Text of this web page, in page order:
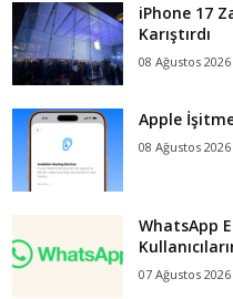
iPhone 17
Karıştırdı
08 Ağustos 2026
Apple
08 Ağustos 2026
WhatsApp
07 Ağustos 2026